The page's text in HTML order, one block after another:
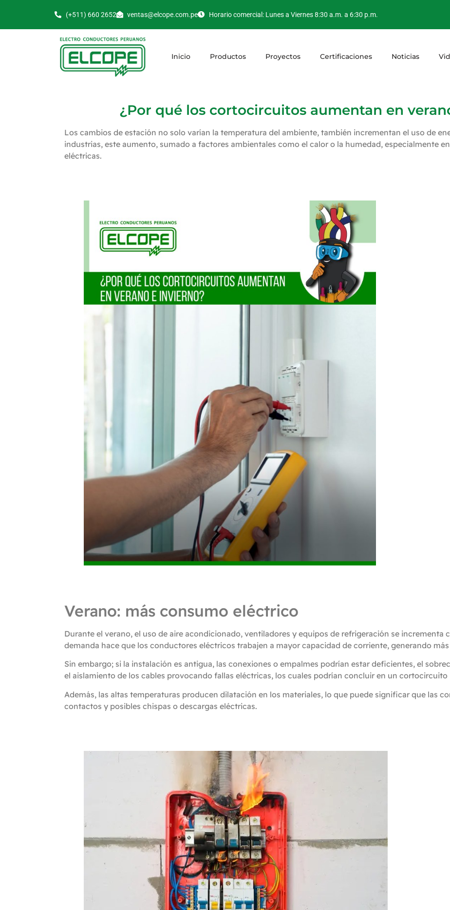
(+511) 660 2652 ventas@elcope.com.pe Horario comercial: Lunes a Viernes 8:30 a.m. a 6:30 p.m.
Inicio Productos Proyectos Certificaciones Noticias
¿Por qué los cortocircuitos aumentan en
Los cambios de estación no solo varían la temperatura del ambiente, también incrementan el uso de
industrias, este aumento, sumado a factores ambientales como el calor o la humedad, especialmente
eléctricas.
Verano: más consumo eléctrico
Durante el verano, el uso de aire acondicionado, ventiladores y equipos de refrigeración se incrementa
demanda hace que los conductores eléctricos trabajen a mayor capacidad de corriente, generando más
Sin embargo; si la instalación es antigua, las conexiones o empalmes podrían estar deficientes, el
el aislamiento de los cables provocando fallas eléctricas, los cuales podrían concluir en un cortocircuito
Además, las altas temperaturas producen dilatación en los materiales, lo que puede significar que las
contactos y posibles chispas o descargas eléctricas.